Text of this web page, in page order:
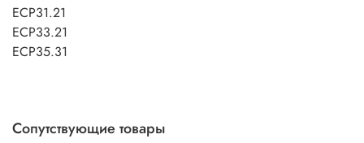
ECP31.21
ECP33.21
ECP35.31
Сопутствующие товары